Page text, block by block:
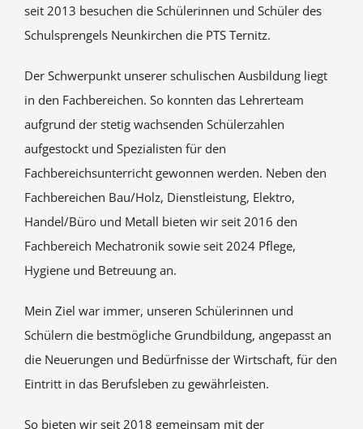
seit 2013 besuchen die Schülerinnen und Schüler des
Schulsprengels Neunkirchen die PTS Ternitz.
Der Schwerpunkt unserer schulischen Ausbildung liegt
in den Fachbereichen. So konnten das Lehrerteam
aufgrund der stetig wachsenden Schülerzahlen
aufgestockt und Spezialisten für den
Fachbereichsunterricht gewonnen werden. Neben den
Fachbereichen Bau/Holz, Dienstleistung, Elektro,
Handel/Büro und Metall bieten wir seit 2016 den
Fachbereich Mechatronik sowie seit 2024 Pflege,
Hygiene und Betreuung an.
Mein Ziel war immer, unseren Schülerinnen und
Schülern die bestmögliche Grundbildung, angepasst an
die Neuerungen und Bedürfnisse der Wirtschaft, für den
Eintritt in das Berufsleben zu gewährleisten.
So bieten wir seit 2018 gemeinsam mit der